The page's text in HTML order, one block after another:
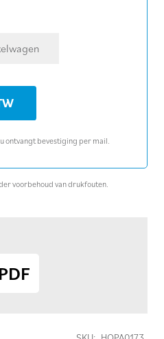
ontvangt bevestiging per mail.
voorbehoud van drukfouten.
PDF